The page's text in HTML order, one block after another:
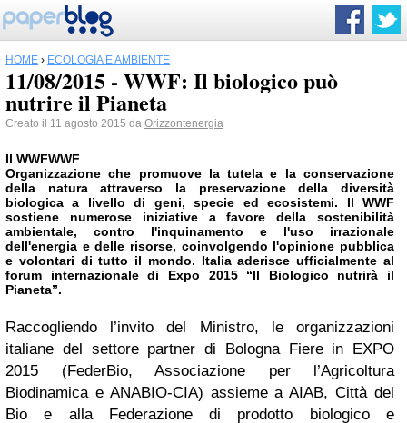
HOME › ECOLOGIA E AMBIENTE
11/08/2015 - WWF: Il biologico può
nutrire il Pianeta
Creato il 11 agosto 2015 da Orizzontenergia
Il WWFWWF
Organizzazione che promuove la tutela e la conservazione
della natura attraverso la preservazione della diversità
biologica a livello di geni, specie ed ecosistemi. Il WWF
sostiene numerose iniziative a favore della sostenibilità
ambientale, contro l'inquinamento e l'uso irrazionale
dell'energia e delle risorse, coinvolgendo l'opinione pubblica
e volontari di tutto il mondo. Italia aderisce ufficialmente al
forum internazionale di Expo 2015 “Il Biologico nutrirà il
Pianeta”.
Raccogliendo l’invito del Ministro, le organizzazioni
italiane del settore partner di Bologna Fiere in EXPO
2015 (FederBio, Associazione per l’Agricoltura
Biodinamica e ANABIO-CIA) assieme a AIAB, Città del
Bio e alla Federazione di prodotto biologico e